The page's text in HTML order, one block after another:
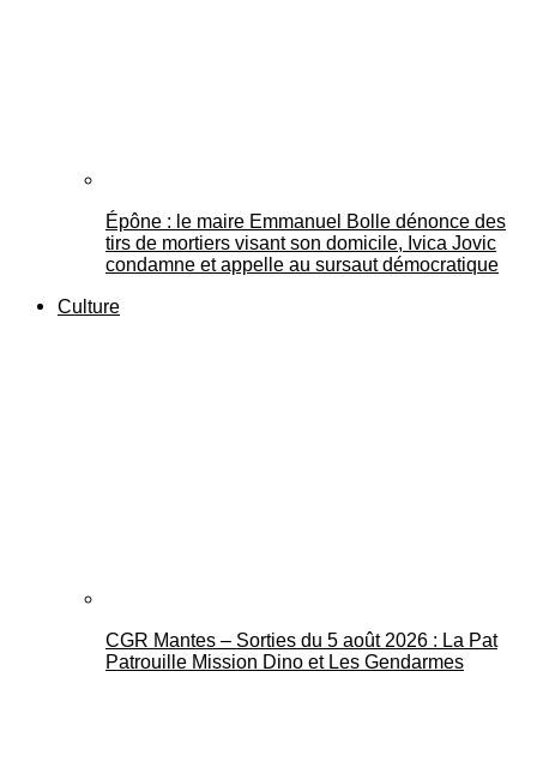
Épône : le maire Emmanuel Bolle dénonce des
tirs de mortiers visant son domicile, Ivica Jovic
condamne et appelle au sursaut démocratique
Culture
CGR Mantes – Sorties du 5 août 2026 : La Pat
Patrouille Mission Dino et Les Gendarmes